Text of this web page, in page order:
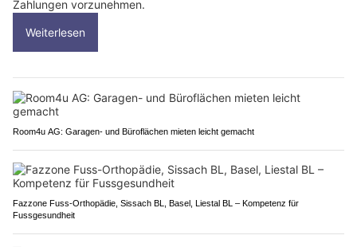
Zahlungen vorzunehmen.
Weiterlesen
Room4u AG: Garagen- und Büroflächen mieten leicht gemacht
Fazzone Fuss-Orthopädie, Sissach BL, Basel, Liestal BL – Kompetenz für
Fussgesundheit